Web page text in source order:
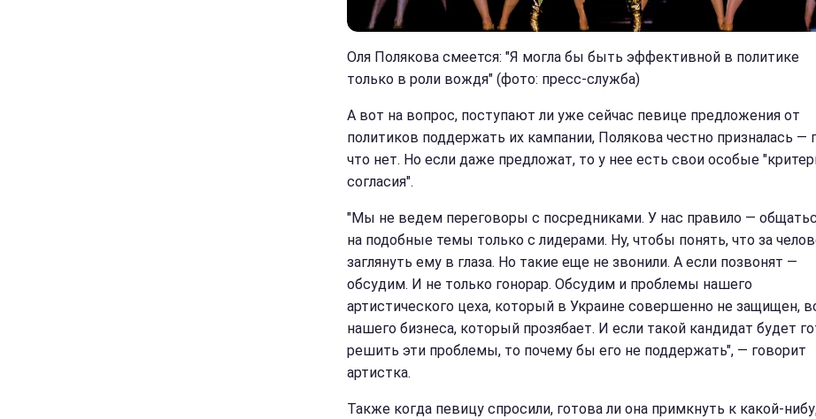
Оля Полякова смеется: "Я могла бы быть эффективной в политике
только в роли вождя" (фото: пресс-служба)
А вот на вопрос, поступают ли уже сейчас певице предложения от
политиков поддержать их кампании, Полякова честно призналась —
что нет. Но если даже предложат, то у нее есть свои особые
согласия".
"Мы не ведем переговоры с посредниками. У нас правило —
на подобные темы только с лидерами. Ну, чтобы понять, что за
заглянуть ему в глаза. Но такие еще не звонили. А если позвонят —
обсудим. И не только гонорар. Обсудим и проблемы нашего
артистического цеха, который в Украине совершенно не защищен,
нашего бизнеса, который прозябает. И если такой кандидат будет
решить эти проблемы, то почему бы его не поддержать", — говорит
артистка.
Также когда певицу спросили, готова ли она примкнуть к какой-